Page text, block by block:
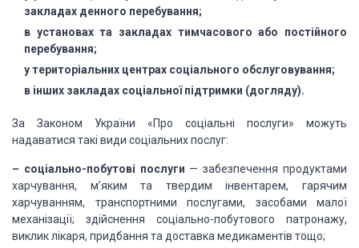
закладах денного перебування;
в установах та закладах тимчасового або постійного
перебування;
у територіальних центрах соціального обслуговування;
в інших закладах соціальної підтримки (догляду).
За Законом України «Про соціальні послуги» можуть
надаватися такі види соціальних послуг:
– соціально-побутові послуги — забезпечення продуктами
харчування, м’яким та твердим інвентарем, гарячим
харчуванням, транспортними послугами, засобами малої
механізації; здійснення соціально-побутового патронажу,
виклик лікаря, придбання та доставка медикаментів тощо;